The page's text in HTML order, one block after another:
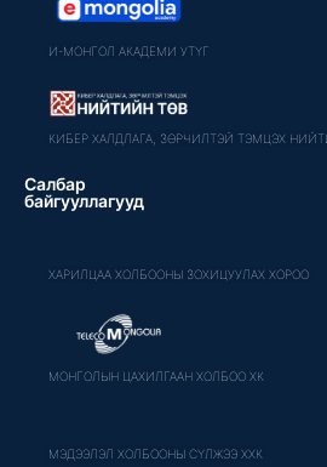
И-МОНГОЛ АКАДЕМИ УТҮГ
КИБЕР ХАЛДЛАГА, ЗӨРЧИЛТЭЙ ТЭМЦЭХ
Салбар
байгууллагууд
ХАРИЛЦАА ХОЛБООНЫ ЗОХИЦУУЛАХ ХОРОО
МОНГОЛЫН ЦАХИЛГААН ХОЛБОО ХК
МЭДЭЭЛЭЛ ХОЛБООНЫ СҮЛЖЭЭ ХХК